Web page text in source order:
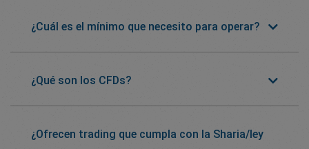
¿Cuál es el mínimo que necesito para operar?
¿Qué son los CFDs?
¿Ofrecen trading que cumpla con la Sharia/ley